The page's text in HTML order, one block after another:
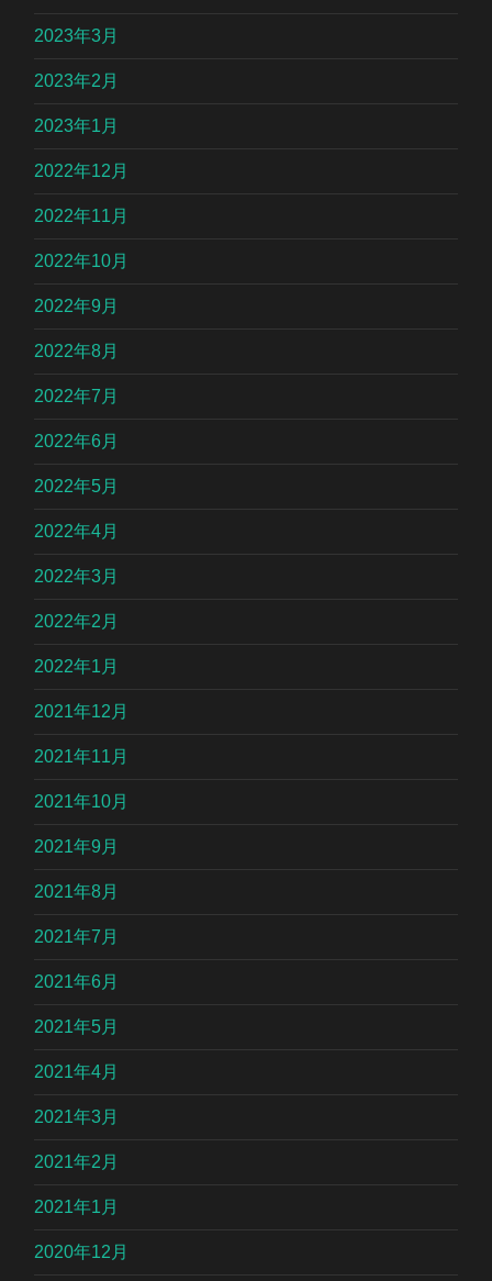
2023年3月
2023年2月
2023年1月
2022年12月
2022年11月
2022年10月
2022年9月
2022年8月
2022年7月
2022年6月
2022年5月
2022年4月
2022年3月
2022年2月
2022年1月
2021年12月
2021年11月
2021年10月
2021年9月
2021年8月
2021年7月
2021年6月
2021年5月
2021年4月
2021年3月
2021年2月
2021年1月
2020年12月